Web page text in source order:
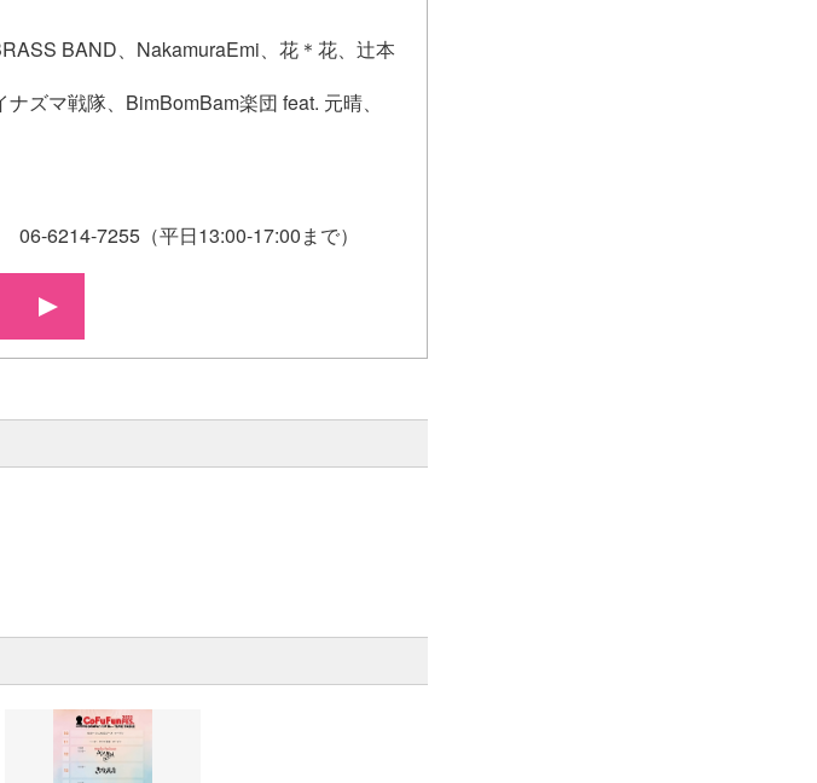
BAND、NakamuraEmi、花＊花、辻本
ズマ戦隊、BimBomBam楽団 feat. 元晴、
6214-7255（平日13:00-17:00まで）